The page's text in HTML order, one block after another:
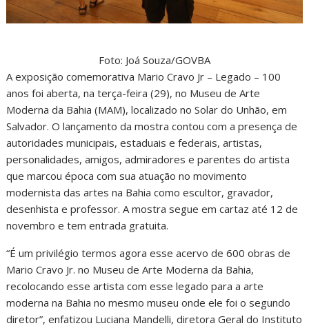
Foto: Joá Souza/GOVBA
A exposição comemorativa Mario Cravo Jr – Legado – 100
anos foi aberta, na terça-feira (29), no Museu de Arte
Moderna da Bahia (MAM), localizado no Solar do Unhão, em
Salvador. O lançamento da mostra contou com a presença de
autoridades municipais, estaduais e federais, artistas,
personalidades, amigos, admiradores e parentes do artista
que marcou época com sua atuação no movimento
modernista das artes na Bahia como escultor, gravador,
desenhista e professor. A mostra segue em cartaz até 12 de
novembro e tem entrada gratuita.
“É um privilégio termos agora esse acervo de 600 obras de
Mario Cravo Jr. no Museu de Arte Moderna da Bahia,
recolocando esse artista com esse legado para a arte
moderna na Bahia no mesmo museu onde ele foi o segundo
diretor”, enfatizou Luciana Mandelli, diretora Geral do Instituto